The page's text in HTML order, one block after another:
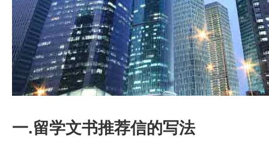
一.留学文书推荐信的写法